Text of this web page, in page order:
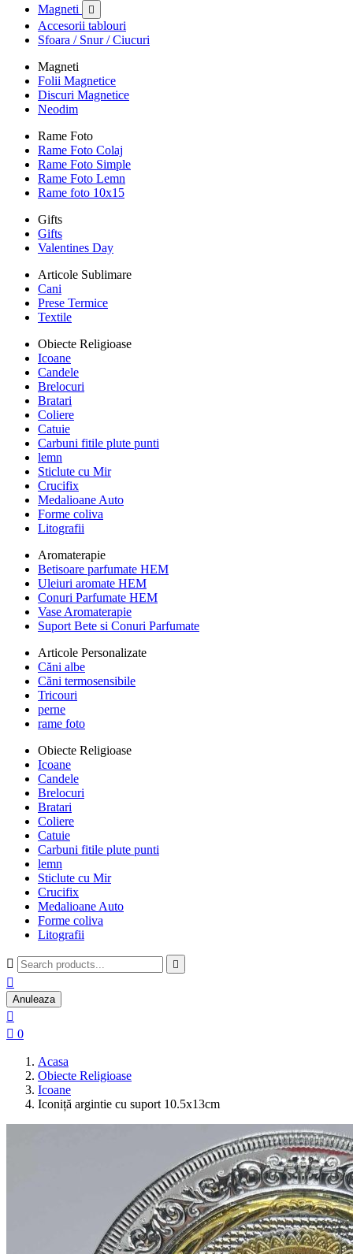
Magneti

Accesorii tablouri
Sfoara / Snur / Ciucuri
Magneti
Folii Magnetice
Discuri Magnetice
Neodim
Rame Foto
Rame Foto Colaj
Rame Foto Simple
Rame Foto Lemn
Rame foto 10x15
Gifts
Gifts
Valentines Day
Articole Sublimare
Cani
Prese Termice
Textile
Obiecte Religioase
Icoane
Candele
Brelocuri
Bratari
Coliere
Catuie
Carbuni fitile plute punti
lemn
Sticlute cu Mir
Crucifix
Medalioane Auto
Forme coliva
Litografii
Aromaterapie
Betisoare parfumate HEM
Uleiuri aromate HEM
Conuri Parfumate HEM
Vase Aromaterapie
Suport Bete si Conuri Parfumate
Articole Personalizate
Căni albe
Căni termosensibile
Tricouri
perne
rame foto
Obiecte Religioase
Icoane
Candele
Brelocuri
Bratari
Coliere
Catuie
Carbuni fitile plute punti
lemn
Sticlute cu Mir
Crucifix
Medalioane Auto
Forme coliva
Litografii
 

Anuleaza

 0
Acasa
Obiecte Religioase
Icoane
Iconiță argintie cu suport 10.5x13cm